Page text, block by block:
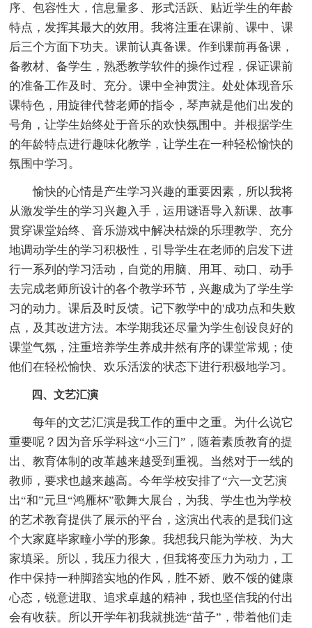
序、包容性大，信息量多、形式活跃、贴近学生的年龄
特点，发挥其最大的效用。我将注重在课前、课中、课
后三个方面下功夫。课前认真备课。作到课前再备课，
备教材、备学生，熟悉教学软件的操作过程，保证课前
的准备工作及时、充分。课中全神贯注。处处体现音乐
课特色，用旋律代替老师的指令，琴声就是他们出发的
号角，让学生始终处于音乐的欢快氛围中。并根据学生
的年龄特点进行趣味化教学，让学生在一种轻松愉快的
氛围中学习。
愉快的心情是产生学习兴趣的重要因素，所以我将
从激发学生的学习兴趣入手，运用谜语导入新课、故事
贯穿课堂始终、音乐游戏中解决枯燥的乐理教学、充分
地调动学生的学习积极性，引导学生在老师的启发下进
行一系列的学习活动，自觉的用脑、用耳、动口、动手
去完成老师所设计的各个教学环节，兴趣成为了学生学
习的动力。课后及时反馈。记下教学中的'成功点和失败
点，及其改进方法。本学期我还尽量为学生创设良好的
课堂气氛，注重培养学生养成井然有序的课堂常规；使
他们在轻松愉快、欢乐活泼的状态下进行积极地学习。
四、文艺汇演
每年的文艺汇演是我工作的重中之重。为什么说它
重要呢？因为音乐学科这“小三门”，随着素质教育的提
出、教育体制的改革越来越受到重视。当然对于一线的
教师，要求也越来越高。今年学校安排了“六一文艺演
出“和”元旦“鸿雁杯”歌舞大展台，为我、学生也为学校
的艺术教育提供了展示的平台，这演出代表的是我们这
个大家庭毕家疃小学的形象。我想我只能为学校、为大
家填采。所以，我压力很大，但我将变压力为动力，工
作中保持一种脚踏实地的作风，胜不娇、败不馁的健康
心态，锐意进取、追求卓越的精神，我也坚信我的付出
会有收获。所以开学年初我就挑选“苗子”，带着他们走